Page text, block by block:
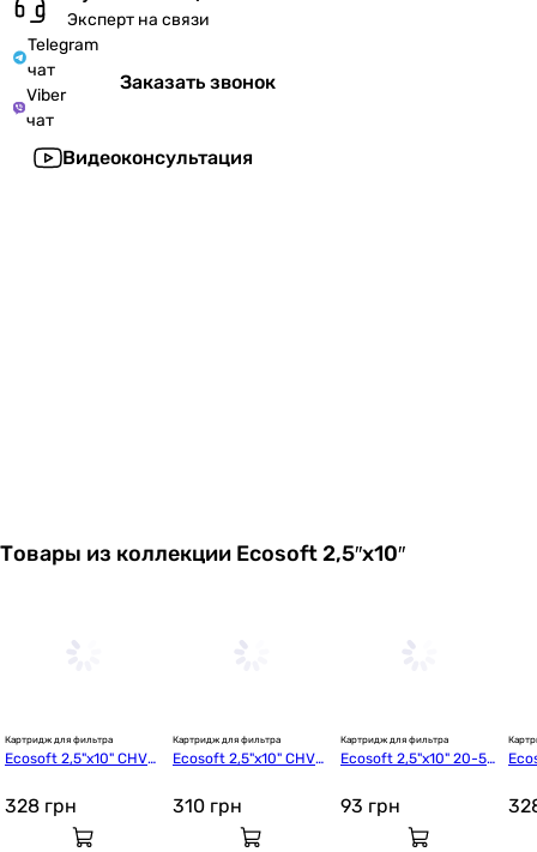
Эксперт на связи
Telegram
чат
Viber
чат
Заказать звонок
Видеоконсультация
Товары из коллекции Ecosoft 2,5″х10″
Картридж для фильтра
Ecosoft 2,5"х10" CHVC
328 грн
Картридж для фильтра
Ecosoft 2,5"х10" CHV2
310 грн
Картридж для фильтра
Ecosoft 2,5"х10" 20-5
(механика)
93 грн